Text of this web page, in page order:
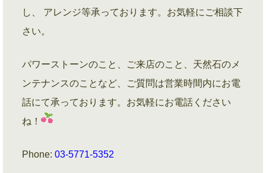
し、 アレンジ等承っております。お気軽にご相談下
さい。
パワーストーンのこと、ご来店のこと、天然石のメ
ンテナンスのことなど、ご質問は営業時間内にお電
話にて承っております。お気軽にお電話ください
ね！
Phone: 03-5771-5352